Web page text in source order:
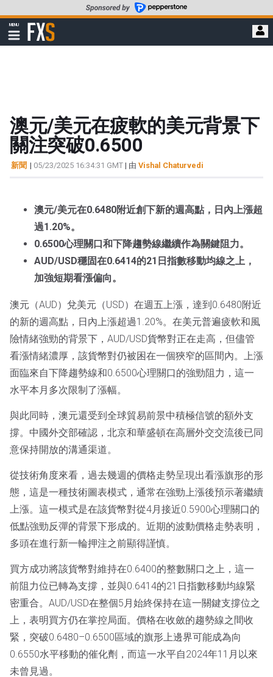
至
要
MENU
顯
示
FXStreet
澳元/美元在疲軟的美元背景下
關注突破0.6500
新聞 | 05/23/2025 16:34:31 GMT | 由 Vishal Chaturvedi
澳元/美元在0.6480附近創下新的週高點，日內上漲超
過1.20%。
0.6500心理關口和下降趨勢線繼續作為關鍵阻力。
AUD/USD穩固在0.6414的21日指數移動均線之上，
加強短期看漲偏向。
澳元（AUD）兌美元（USD）在週五上漲，達到0.6480附近
的新的週高點，日內上漲超過1.20%。在美元普遍疲軟和風
險情緒強勁的背景下，AUD/USD貨幣對正在走高，但儘管
看漲情緒濃厚，該貨幣對仍被困在一個狹窄的區間內。上漲
面臨來自下降趨勢線和0.6500心理關口的強勁阻力，這一
水平本月多次限制了漲幅。
與此同時，澳元還受到全球貿易前景中積極信號的額外支
撐。中國外交部確認，北京和華盛頓在高層外交交流後已同
意保持開放的溝通渠道。
從技術角度來看，過去幾週的價格走勢呈現出看漲旗形的形
態，這是一種技術圖表模式，通常在強勁上漲後預示著繼續
上漲。這一模式是在該貨幣對從4月接近0.5900心理關口的
低點強勁反彈的背景下形成的。近期的波動價格走勢表明，
多頭在進行新一輪押注之前顯得謹慎。
買方成功將該貨幣對維持在0.6400的整數關口之上，這一
前阻力位已轉為支撐，並與0.6414的21日指數移動均線緊
密重合。AUD/USD在整個5月始終保持在這一關鍵支撐位之
上，表明買方仍在掌控局面。價格在收斂的趨勢線之間收
緊，突破0.6480–0.6500區域的旗形上邊界可能成為向
0.6550水平移動的催化劑，而這一水平自2024年11月以來
未曾見過。